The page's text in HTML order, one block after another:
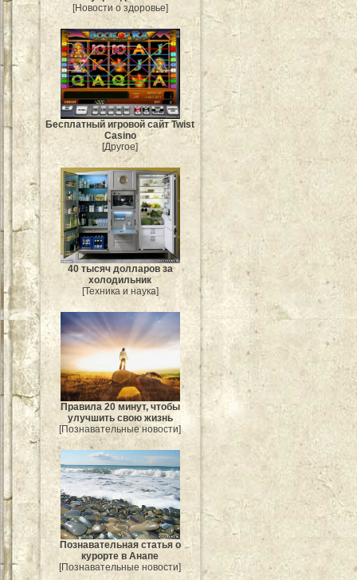
[Новости о здоровье]
Бесплатный игровой сайт Twist
Casino
[Другое]
40 тысяч долларов за
холодильник
[Техника и наука]
Правила 20 минут, чтобы
улучшить свою жизнь
[Познавательные новости]
Познавательная статья о
курорте в Анапе
[Познавательные новости]